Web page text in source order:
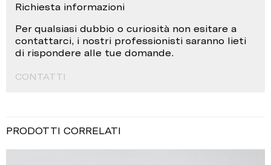
Richiesta informazioni
Per qualsiasi dubbio o curiosità non esitare a
contattarci, i nostri professionisti saranno lieti
di rispondere alle tue domande.
CONTATTI
PRODOTTI CORRELATI